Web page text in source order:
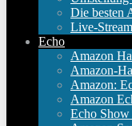
Die besten
Live-
Echo
Amazon
Amazon-
Amazon:
Amazon
Echo